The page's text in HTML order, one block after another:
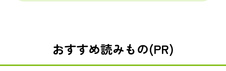
おすすめ読みもの(PR)